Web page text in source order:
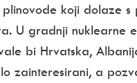
koji dolaze s
U gradnji nuklearne
bi Hrvatska,
zainteresirani, a